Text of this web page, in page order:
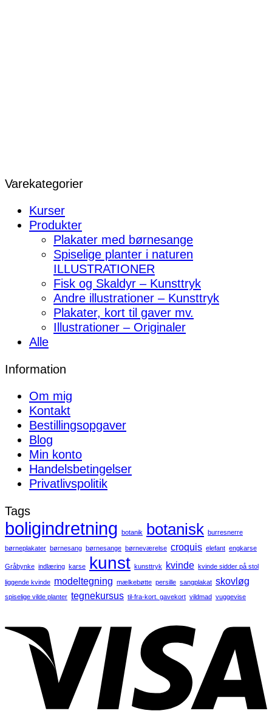
Varekategorier
Kurser
Produkter
Plakater med børnesange
Spiselige planter i naturen
ILLUSTRATIONER
Fisk og Skaldyr – Kunsttryk
Andre illustrationer – Kunsttryk
Plakater, kort til gaver mv.
Illustrationer – Originaler
Alle
Information
Om mig
Kontakt
Bestillingsopgaver
Blog
Min konto
Handelsbetingelser
Privatlivspolitik
Tags
boligindretning botanik botanisk burresnerre
børneplakater børnesang børnesange børneværelse croquis elefant engkarse
Gråbynke indlæring karse kunst kunsttryk kvinde kvinde sidder på stol
liggende kvinde modeltegning mælkebøtte persille sangplakat skovløg
spiselige vilde planter tegnekursus til-fra-kort. gavekort vildmad vuggevise